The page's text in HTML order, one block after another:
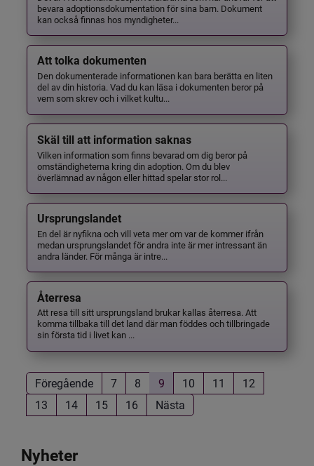
bevara adoptionsdokumentation för sina barn. Dokument
kan också finnas hos myndigheter...
Att tolka dokumenten
Den dokumenterade informationen kan bara berätta en liten
del av din historia. Vad du kan läsa i dokumenten beror på
vem som skrev och i vilket kultu...
Skäl till att information saknas
Vilken information som finns bevarad om dig beror på
omständigheterna kring din adoption. Om du blev
överlämnad av någon eller hittad spelar stor rol...
Ursprungslandet
En del är nyfikna och vill veta mer om var de kommer ifrån
medan ursprungslandet för andra inte är mer intressant än
andra länder. För många är intre...
Återresa
Att resa till sitt ursprungsland brukar kallas återresa. Att
komma tillbaka till det land där man föddes och tillbringade
sin första tid i livet kan ...
Föregående 7 8 9 10 11
12
13
14 15 16 Nästa
Nyheter